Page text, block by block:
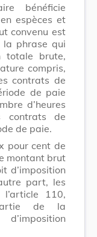
bénéficie
espèces et
convenu est
la phrase qui
totale brute,
compris,
contrats de
de paie
d’heures
contrats de
de paie.
pour cent de
montant brut
d’imposition
part, les
110,
de la